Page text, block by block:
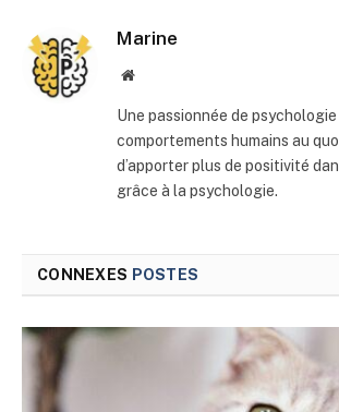
Marine
Site
Une passionnée de
comportements humains au
d’apporter plus de positivité
grâce à la psychologie.
CONNEXES POSTES